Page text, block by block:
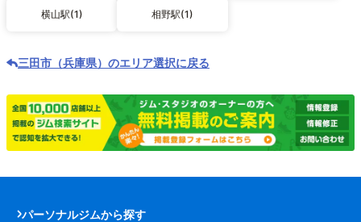
横山駅(1) 相野駅(1)
三田市（兵庫県）のエリア選択に戻る
パーソナルジムから探す